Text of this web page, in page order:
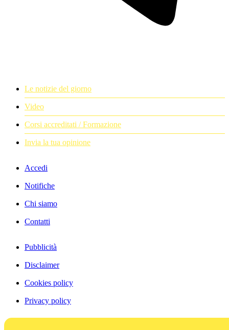
Le notizie del giorno
Video
Corsi accreditati / Formazione
Invia la tua opinione
Accedi
Notifiche
Chi siamo
Contatti
Pubblicità
Disclaimer
Cookies policy
Privacy policy